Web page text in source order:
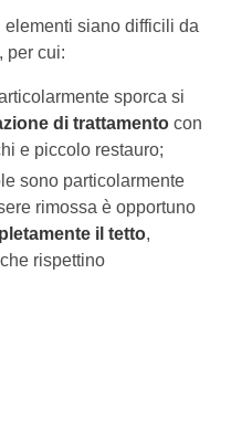
siano difficili da
per cui:
sporca si
di trattamento con
e piccolo restauro;
sono particolarmente
rimossa è opportuno
il tetto,
rispettino